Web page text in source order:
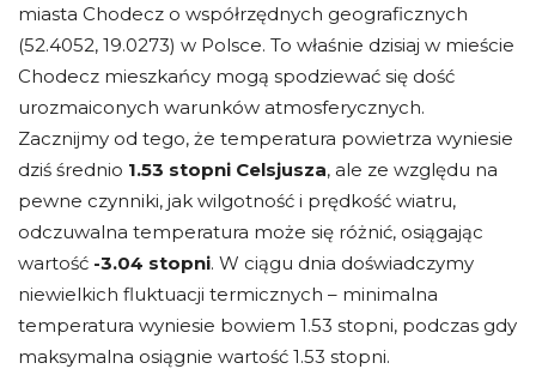
miasta Chodecz o współrzędnych geograficznych
(52.4052, 19.0273) w Polsce. To właśnie dzisiaj w mieście
Chodecz mieszkańcy mogą spodziewać się dość
urozmaiconych warunków atmosferycznych.
Zacznijmy od tego, że temperatura powietrza wyniesie
dziś średnio 1.53 stopni Celsjusza, ale ze względu na
pewne czynniki, jak wilgotność i prędkość wiatru,
odczuwalna temperatura może się różnić, osiągając
wartość -3.04 stopni. W ciągu dnia doświadczymy
niewielkich fluktuacji termicznych – minimalna
temperatura wyniesie bowiem 1.53 stopni, podczas gdy
maksymalna osiągnie wartość 1.53 stopni.